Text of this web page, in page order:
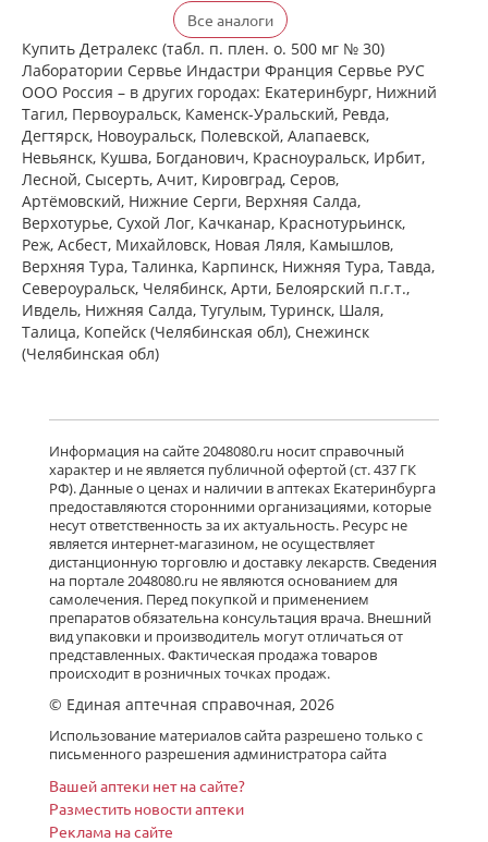
Детралекс (табл. п. плен. о. 500 мг №
60) Лаборатории Сервье Индастри
Франция Сервье РУС ООО Россия
есть в 29 аптеках
от 1 790,00 до 2 578,00
Венарус (табл. п. плен. о. 50 мг+450
мг № 30) Алиум АО (Московская
обл,.рп. Оболенск) Россия
есть в 33 аптеках
от 1 003,50 до 1 240,00
Венарус (табл. п. плен. о. 50 мг+450
мг № 60) Алиум АО (Московская
обл,.рп. Оболенск) Россия
есть в 27 аптеках
от 1 522,10 до 2 079,11
Детралекс (табл. п. плен. о. 1000 мг
№ 60) Лаборатории Сервье
Индастри Франция Сервье РУС ООО
Россия
есть в 36 аптеках
от 2 820,00 до 3 985,00
Флебавен (табл. п. плен. о. 500 мг №
32) КРКА-Рус ООО Россия
есть в 7 аптеках
от 875,00 до 1 059,00
Флебавен (табл. п. плен. о. 500 мг №
64) КРКА-Рус ООО Россия
Нет в аптеках города
Все аналоги
Купить Детралекс (табл. п. плен. о. 500 мг № 30)
Лаборатории Сервье Индастри Франция Сервье РУС
ООО Россия – в других городах: Екатеринбург, Нижний
Тагил, Первоуральск, Каменск-Уральский, Ревда,
Дегтярск, Новоуральск, Полевской, Алапаевск,
Невьянск, Кушва, Богданович, Красноуральск, Ирбит,
Лесной, Сысерть, Ачит, Кировград, Серов,
Артёмовский, Нижние Cерги, Верхняя Салда,
Верхотурье, Сухой Лог, Качканар, Краснотурьинск,
Реж, Асбест, Михайловск, Новая Ляля, Камышлов,
Верхняя Тура, Талинка, Карпинск, Нижняя Тура, Тавда,
Североуральск, Челябинск, Арти, Белоярский п.г.т.,
Ивдель, Нижняя Салда, Тугулым, Туринск, Шаля,
Талица, Копейск (Челябинская обл), Снежинск
(Челябинская обл)
Информация на сайте 2048080.ru носит справочный
характер и не является публичной офертой (ст. 437 ГК
РФ). Данные о ценах и наличии в аптеках Екатеринбурга
предоставляются сторонними организациями, которые
несут ответственность за их актуальность. Ресурс не
является интернет-магазином, не осуществляет
дистанционную торговлю и доставку лекарств. Сведения
на портале 2048080.ru не являются основанием для
самолечения. Перед покупкой и применением
препаратов обязательна консультация врача. Внешний
вид упаковки и производитель могут отличаться от
представленных. Фактическая продажа товаров
происходит в розничных точках продаж.
© Единая аптечная справочная, 2026
Использование материалов сайта разрешено только с
письменного разрешения администратора сайта
Вашей аптеки нет на сайте?
Разместить новости аптеки
Реклама на сайте